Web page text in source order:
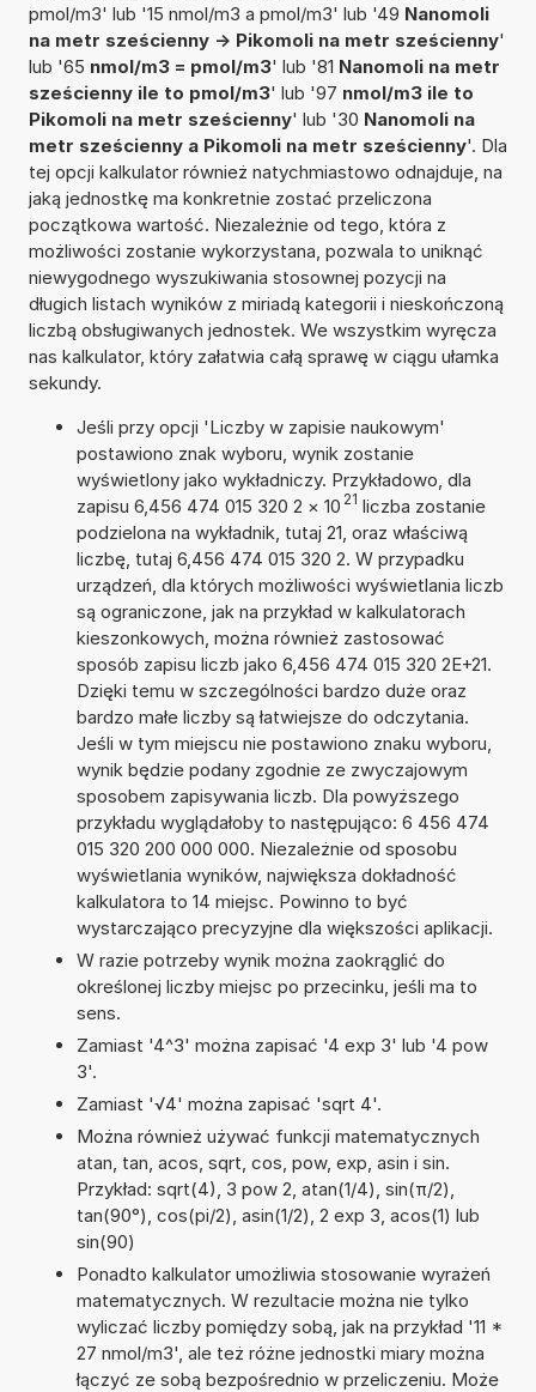
pmol/m3' lub '15 nmol/m3 a pmol/m3' lub '49 Nanomoli
na metr sześcienny -> Pikomoli na metr sześcienny'
lub '65 nmol/m3 = pmol/m3' lub '81 Nanomoli na metr
sześcienny ile to pmol/m3' lub '97 nmol/m3 ile to
Pikomoli na metr sześcienny' lub '30 Nanomoli na
metr sześcienny a Pikomoli na metr sześcienny'. Dla
tej opcji kalkulator również natychmiastowo odnajduje, na
jaką jednostkę ma konkretnie zostać przeliczona
początkowa wartość. Niezależnie od tego, która z
możliwości zostanie wykorzystana, pozwala to uniknąć
niewygodnego wyszukiwania stosownej pozycji na
długich listach wyników z miriadą kategorii i nieskończoną
liczbą obsługiwanych jednostek. We wszystkim wyręcza
nas kalkulator, który załatwia całą sprawę w ciągu ułamka
sekundy.
Jeśli przy opcji 'Liczby w zapisie naukowym'
postawiono znak wyboru, wynik zostanie
wyświetlony jako wykładniczy. Przykładowo, dla
zapisu 6,456 474 015 320 2 × 10 21 liczba zostanie
podzielona na wykładnik, tutaj 21, oraz właściwą
liczbę, tutaj 6,456 474 015 320 2. W przypadku
urządzeń, dla których możliwości wyświetlania liczb
są ograniczone, jak na przykład w kalkulatorach
kieszonkowych, można również zastosować
sposób zapisu liczb jako 6,456 474 015 320 2E+21.
Dzięki temu w szczególności bardzo duże oraz
bardzo małe liczby są łatwiejsze do odczytania.
Jeśli w tym miejscu nie postawiono znaku wyboru,
wynik będzie podany zgodnie ze zwyczajowym
sposobem zapisywania liczb. Dla powyższego
przykładu wyglądałoby to następująco: 6 456 474
015 320 200 000 000. Niezależnie od sposobu
wyświetlania wyników, największa dokładność
kalkulatora to 14 miejsc. Powinno to być
wystarczająco precyzyjne dla większości aplikacji.
W razie potrzeby wynik można zaokrąglić do
określonej liczby miejsc po przecinku, jeśli ma to
sens.
Zamiast '4^3' można zapisać '4 exp 3' lub '4 pow
3'.
Zamiast '√4' można zapisać 'sqrt 4'.
Można również używać funkcji matematycznych
atan, tan, acos, sqrt, cos, pow, exp, asin i sin.
Przykład: sqrt(4), 3 pow 2, atan(1/4), sin(π/2),
tan(90°), cos(pi/2), asin(1/2), 2 exp 3, acos(1) lub
sin(90)
Ponadto kalkulator umożliwia stosowanie wyrażeń
matematycznych. W rezultacie można nie tylko
wyliczać liczby pomiędzy sobą, jak na przykład '11 *
27 nmol/m3', ale też różne jednostki miary można
łączyć ze sobą bezpośrednio w przeliczeniu. Może